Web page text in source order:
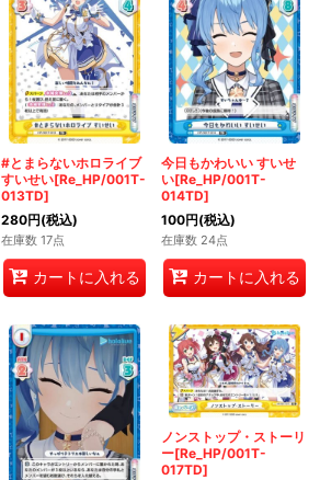
#とまらないホロライブ
すいせい[Re_HP/001T-
013TD]
280円(税込)
在庫数 17点
カートに入れる
今日もかわいい すいせ
い[Re_HP/001T-
014TD]
100円(税込)
在庫数 24点
カートに入れる
ノンストップ・ストーリ
ー[Re_HP/001T-
017TD]